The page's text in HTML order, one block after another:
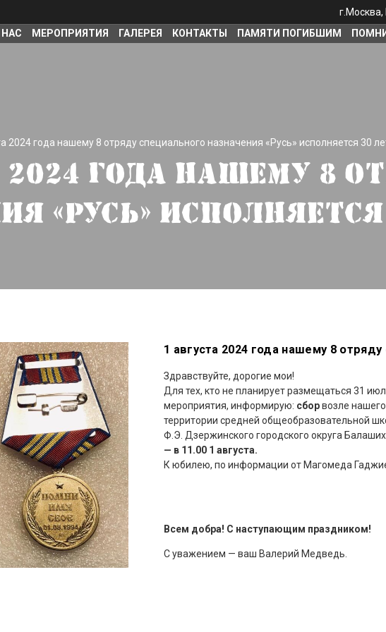
г.Москва,
НАС MЕРОПРИЯТИЯ ГАЛЕРЕЯ КОНТАКТЫ ПАМЯТИ ПОГИБШИМ
2024 года нашему 8 отряду специального назначения «Русь» исполняется 30
2024 ГОДА НАШЕМУ 8
«РУСЬ» ИСПОЛНЯЕТСЯ
1 августа 2024 года нашему 8
Здравствуйте, дорогие мои!
Для тех, кто не планирует размещаться 31
мероприятия, информирую: сборвозле
территории средней общеобразовательной
Ф.Э. Дзержинского городского округа
— в 11.00 1 августа.
К юбилею, по информации от Магомеда
Всем добра! С наступающим праздником!
С уважением — ваш Валерий Медведь.